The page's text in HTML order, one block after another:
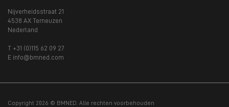
Nijverheidsstraat 21
4538 AX Terneuzen
Nederland
T +31 (0)115 62 09 27
E info@bmned.com
Copyright 2026 © BMNED. Alle rechten voorbehouden